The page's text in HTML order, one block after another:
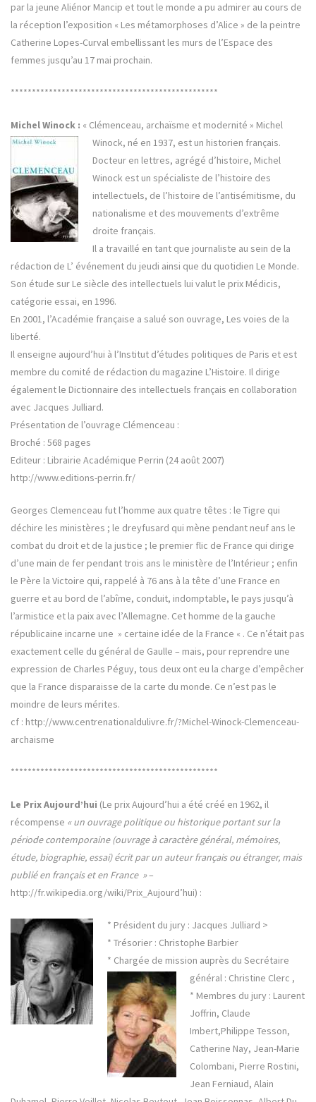
par la jeune Aliénor Mancip et tout le monde a pu admirer au cours de
la réception l’exposition « Les métamorphoses d’Alice » de la peintre
Catherine Lopes-Curval embellissant les murs de l’Espace des
femmes jusqu’au 17 mai prochain.
*************************************************
Michel Winock : « Clémenceau, archaïsme et modernité » Michel
Winock, né en 1937, est un historien français.
Docteur en lettres, agrégé d’histoire, Michel
Winock est un spécialiste de l’histoire des
intellectuels, de l’histoire de l’antisémitisme, du
nationalisme et des mouvements d’extrême
droite français.
Il a travaillé en tant que journaliste au sein de la
rédaction de L’ événement du jeudi ainsi que du quotidien Le Monde.
Son étude sur Le siècle des intellectuels lui valut le prix Médicis,
catégorie essai, en 1996.
En 2001, l’Académie française a salué son ouvrage, Les voies de la
liberté.
Il enseigne aujourd’hui à l’Institut d’études politiques de Paris et est
membre du comité de rédaction du magazine L’Histoire. Il dirige
également le Dictionnaire des intellectuels français en collaboration
avec Jacques Julliard.
Présentation de l’ouvrage Clémenceau :
Broché : 568 pages
Editeur : Librairie Académique Perrin (24 août 2007)
http://www.editions-perrin.fr/
Georges Clemenceau fut l’homme aux quatre têtes : le Tigre qui
déchire les ministères ; le dreyfusard qui mène pendant neuf ans le
combat du droit et de la justice ; le premier flic de France qui dirige
d’une main de fer pendant trois ans le ministère de l’Intérieur ; enfin
le Père la Victoire qui, rappelé à 76 ans à la tête d’une France en
guerre et au bord de l’abîme, conduit, indomptable, le pays jusqu’à
l’armistice et la paix avec l’Allemagne. Cet homme de la gauche
républicaine incarne une » certaine idée de la France « . Ce n’était pas
exactement celle du général de Gaulle – mais, pour reprendre une
expression de Charles Péguy, tous deux ont eu la charge d’empêcher
que la France disparaisse de la carte du monde. Ce n’est pas le
moindre de leurs mérites.
cf : http://www.centrenationaldulivre.fr/?Michel-Winock-Clemenceau-
archaisme
*************************************************
Le Prix Aujourd’hui (Le prix Aujourd’hui a été créé en 1962, il
récompense « un ouvrage politique ou historique portant sur la
période contemporaine (ouvrage à caractère général, mémoires,
étude, biographie, essai) écrit par un auteur français ou étranger, mais
publié en français et en France »–
http://fr.wikipedia.org/wiki/Prix_Aujourd’hui) :
* Président du jury : Jacques Julliard >
* Trésorier : Christophe Barbier
* Chargée de mission auprès du Secrétaire
général : Christine Clerc ,
* Membres du jury : Laurent
Joffrin, Claude
Imbert,Philippe Tesson,
Catherine Nay, Jean-Marie
Colombani, Pierre Rostini,
Jean Ferniaud, Alain